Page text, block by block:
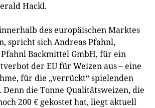
Hackl.
des europäischen Marktes
spricht sich Andreas Pfahnl,
Backmittel GmbH, für ein
der EU für Weizen aus – eine
für die „verrückt“ spielenden
die Tonne Qualitätsweizen, die
200 € gekostet hat, liegt aktuell